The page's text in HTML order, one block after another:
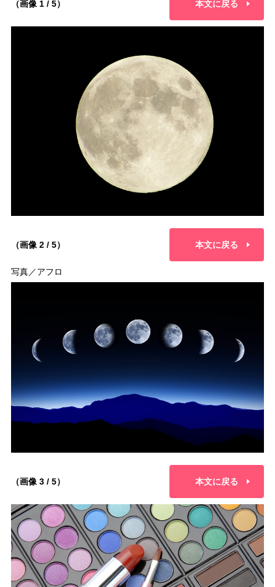
（画像 1 / 5） 本文に戻る
（画像 2 / 5） 本文に戻る
写真／アフロ
（画像 3 / 5） 本文に戻る